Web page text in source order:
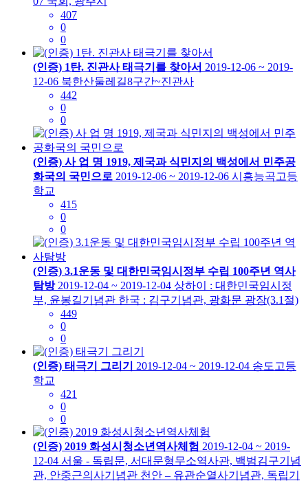
407
0
0
(인증) 1탄. 진관사 태극기를 찾아서 2019-12-06 ~ 2019-
12-06 북한산둘레길8구간~진관사
442
0
0
(인증) 사 업 명 1919, 제국과 식민지의 백성에서 민주공
화국의 국민으로 2019-12-06 ~ 2019-12-06 시흥능곡고등
학교
415
0
0
(인증) 3.1운동 및 대한민국임시정부 수립 100주년 역사
탐방 2019-12-04 ~ 2019-12-04 상하이 : 대한민국임시정
부, 윤봉길기념관 한국 : 김구기념관, 광화문 광장(3.1절)
449
0
0
(인증) 태극기 그리기 2019-12-04 ~ 2019-12-04 송도고등
학교
421
0
0
(인증) 2019 화성시청소년역사체험 2019-12-04 ~ 2019-
12-04 서울 - 독립문, 서대문형무소역사관, 백범김구기념
관, 안중근의사기념관 천안 – 유관순열사기념관, 독립기